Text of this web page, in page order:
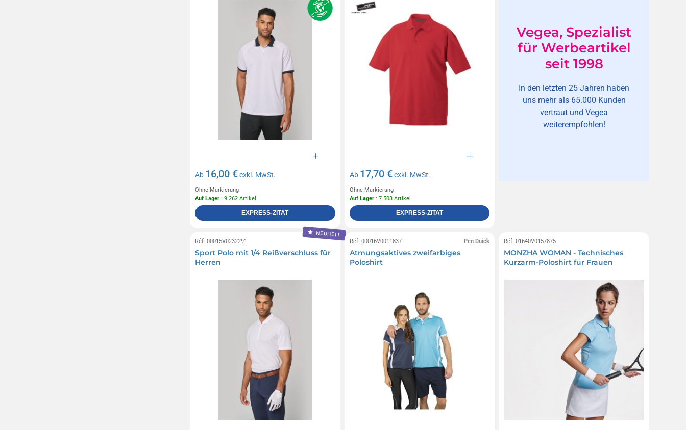
Ab 16,00 €exkl. MwSt.
Ohne Markierung
Auf Lager : 9 262 Artikel
EXPRESS-ZITAT
Ab 17,70 €exkl. MwSt.
Ohne Markierung
Auf Lager: 7 503 Artikel
EXPRESS-ZITAT
Vegea, Spezialist
für Werbeartikel
seit 1998
In den letzten 25 Jahren haben
uns mehr als 65.000 Kunden
vertraut und Vegea
weiterempfohlen!
NEUHEIT
Réf. 00015V0232291
Sport Polo mit 1/4 Reißverschluss für
Herren
Pen Duick
Réf. 00016V0011837
Atmungsaktives zweifarbiges
Poloshirt
Réf. 01640V0157875
MONZHA WOMAN - Technisches
Kurzarm-Poloshirt für Frauen